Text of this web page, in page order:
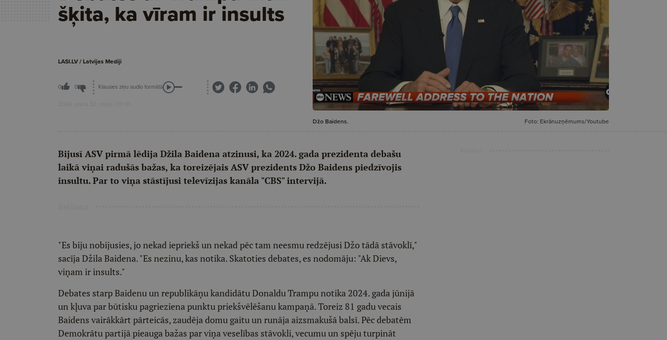
šķita, ka vīram ir insults
LASI.LV / Latvijas Mediji
0 0 Klausies ziņu audio formātā
2026. gada 30. maijs, 07:00
Džo Baidens.
Foto: Ekrānuzņēmums/Youtube
Bijusī ASV pirmā lēdija Džila Baidena atzinusi, ka 2024. gada prezidenta debašu
laikā viņai radušās bažas, ka toreizējais ASV prezidents Džo Baidens piedzīvojis
insultu. Par to viņa stāstījusi televīzijas kanāla "CBS" intervijā.
"Es biju nobijusies, jo nekad iepriekš un nekad pēc tam neesmu redzējusi Džo tādā stāvoklī,"
sacīja Džila Baidena. "Es nezinu, kas notika. Skatoties debates, es nodomāju: "Ak Dievs,
viņam ir insults."
Debates starp Baidenu un republikāņu kandidātu Donaldu Trampu notika 2024. gada jūnijā
un kļuva par būtisku pagrieziena punktu priekšvēlēšanu kampaņā. Toreiz 81 gadu vecais
Baidens vairākkārt pārteicās, zaudēja domu gaitu un runāja aizsmakušā balsī. Pēc debatēm
Demokrātu partijā pieauga bažas par viņa veselības stāvokli, vecumu un spēju turpināt